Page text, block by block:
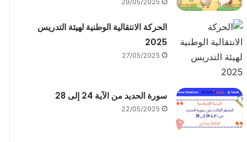
29/05/2025
الحركة الانتقالية الوطنية لهيئة التدريس
2025
27/05/2025
سورة الحديد من الآية 24 إلى 28
22/05/2025